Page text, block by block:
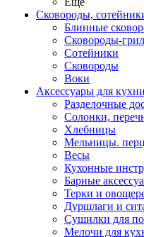
Сковороды,
Блинные
Сковороды-
Сотейники
Сковороды
Воки
Аксессуары для кухни
Разделочные
Солонки,
Хлебницы
Мельницы.
Весы
Кухонные
Барные
Терки и
Дуршлаги и
Сушилки для
Мелочи для